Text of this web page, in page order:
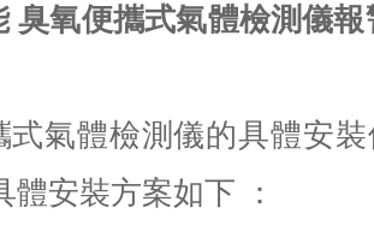
臭氧便攜式氣體檢測儀
式氣體檢測儀的具體安
體安裝方案如下 ：